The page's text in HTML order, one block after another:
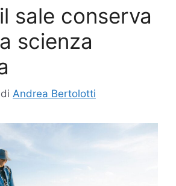
sale conserva
scienza
di Andrea Bertolotti